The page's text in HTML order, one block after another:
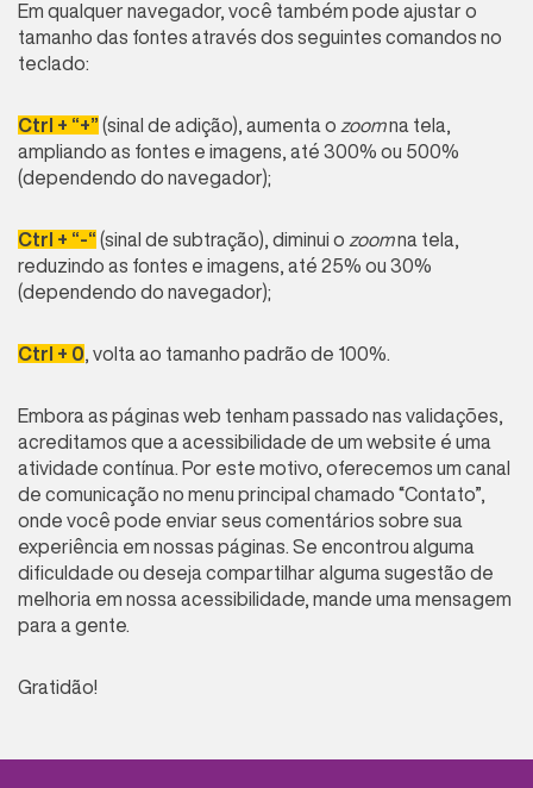
Em qualquer navegador, você também pode ajustar o
tamanho das fontes através dos seguintes comandos no
teclado:
Ctrl + “+” (sinal de adição), aumenta o zoomna tela,
ampliando as fontes e imagens, até 300% ou 500%
(dependendo do navegador);
Ctrl + “-“ (sinal de subtração), diminui o zoomna tela,
reduzindo as fontes e imagens, até 25% ou 30%
(dependendo do navegador);
Ctrl + 0 , volta ao tamanho padrão de 100%.
Embora as páginas web tenham passado nas validações,
acreditamos que a acessibilidade de um website é uma
atividade contínua. Por este motivo, oferecemos um canal
de comunicação no menu principal chamado “Contato”,
onde você pode enviar seus comentários sobre sua
experiência em nossas páginas. Se encontrou alguma
dificuldade ou deseja compartilhar alguma sugestão de
melhoria em nossa acessibilidade, mande uma mensagem
para a gente.
Gratidão!